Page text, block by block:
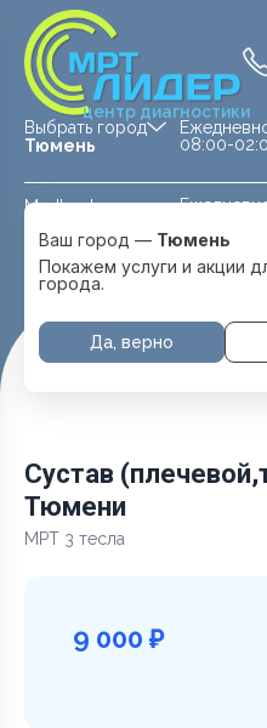
центр диагностики
Выбрать город
Тюмень
Medland —
Тюмень
08:00-
Перейти
Ваш город — Тюмень
Покажем услуги и акции
города.
Да, верно
Главная Услуги и цены
Сустав
Тюмени
МРТ 3 тесла
9 000 ₽